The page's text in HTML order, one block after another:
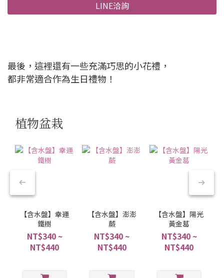
LINE洽詢
最後，這裡還有一些充滿巧思的小花禮，
都非常適合作為生日禮物！
植物盆栽
【含水盤】幸運
鐵樹
NT$340 ~
NT$440
【含水盤】澎澎
蕨
NT$340 ~
NT$440
【含水盤】陽光
黃金葛
NT$340 ~
NT$440